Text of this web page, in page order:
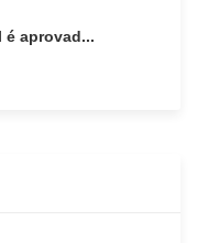
aprovad...